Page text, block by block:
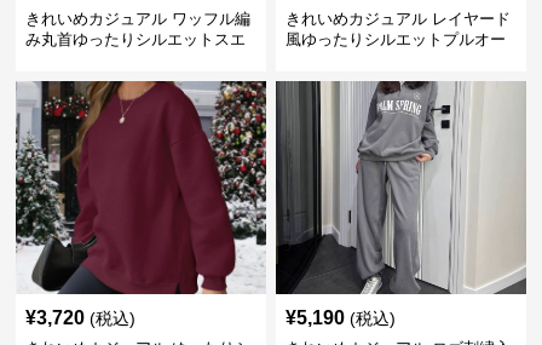
きれいめカジュアル ワッフル編
み丸首ゆったりシルエットスエ
きれいめカジュアル レイヤード
風ゆったりシルエットプルオー
¥3,720 (税込) ¥5,190 (税込)